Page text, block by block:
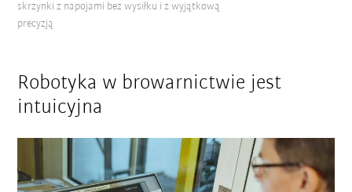
skrzynki z napojami bez wysiłku i z wyjątkową
precyzją
Robotyka w browarnictwie jest
intuicyjna